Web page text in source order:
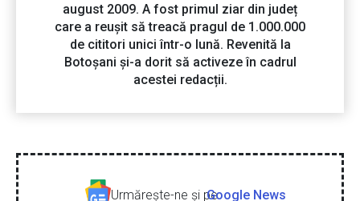
august 2009. A fost primul ziar din județ
care a reușit să treacă pragul de 1.000.000
de cititori unici într-o lună. Revenită la
Botoșani și-a dorit să activeze în cadrul
acestei redacții.
Urmăreşte-ne şi peGoogle News